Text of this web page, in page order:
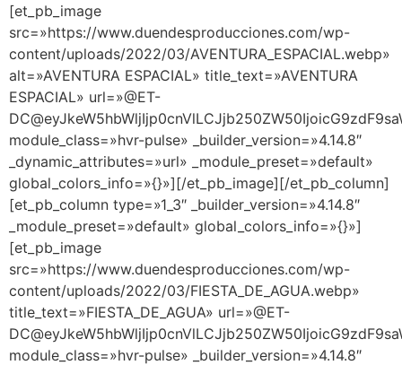
[et_pb_image
src=»https://www.duendesproducciones.com/wp-
content/uploads/2022/03/AVENTURA_ESPACIAL.webp»
alt=»AVENTURA ESPACIAL» title_text=»AVENTURA
ESPACIAL» url=»@ET-
module_class=»hvr-pulse» _builder_version=»4.14.8″
_dynamic_attributes=»url» _module_preset=»default»
global_colors_info=»{}»][/et_pb_image][/et_pb_column]
[et_pb_column type=»1_3″ _builder_version=»4.14.8″
_module_preset=»default» global_colors_info=»{}»]
[et_pb_image
src=»https://www.duendesproducciones.com/wp-
content/uploads/2022/03/FIESTA_DE_AGUA.webp»
title_text=»FIESTA_DE_AGUA» url=»@ET-
module_class=»hvr-pulse» _builder_version=»4.14.8″